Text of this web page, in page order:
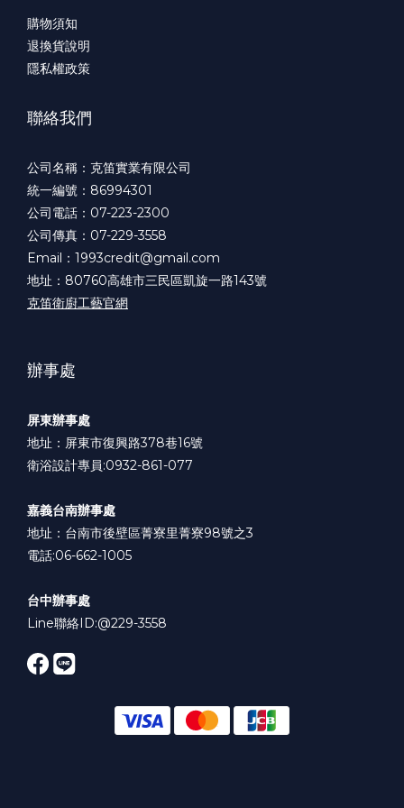
購物須知
退換貨說明
隱私權政策
聯絡我們
公司名稱：克笛實業有限公司
統一編號：86994301
公司電話：07-223-2300
公司傳真：07-229-3558
Email：1993credit@gmail.com
地址：80760高雄市三民區凱旋一路143號
克笛衛廚工藝官網
辦事處
屏東辦事處
地址：屏東市復興路378巷16號
衛浴設計專員:0932-861-077
嘉義台南辦事處
地址：台南市後壁區菁寮里菁寮98號之3
電話:06-662-1005
台中辦事處
Line聯絡ID:@229-3558